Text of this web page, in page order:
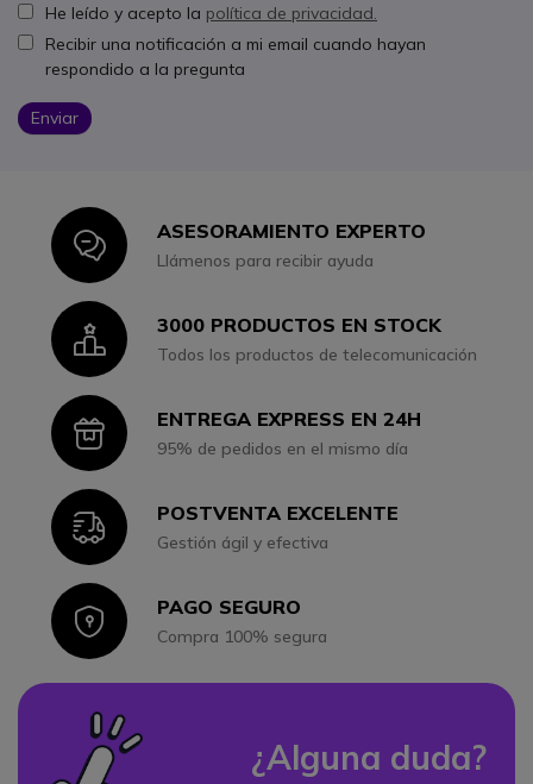
He leído y acepto la política de privacidad.
Recibir una notificación a mi email cuando hayan
respondido a la pregunta
Enviar
IconASESORAMIENTO EXPERTO
Llámenos para recibir ayuda
Icon3000 PRODUCTOS EN STOCK
Todos los productos de telecomunicación
IconENTREGA EXPRESS EN 24H
95% de pedidos en el mismo día
IconPOSTVENTA EXCELENTE
Gestión ágil y efectiva
IconPAGO SEGURO
Compra 100% segura
¿Alguna duda?